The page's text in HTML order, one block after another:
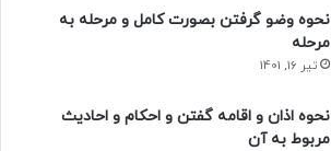
نحوه وضو گرفتن بصورت کامل و مرحله به
مرحله
تیر 16, 1401
نحوه اذان و اقامه گفتن و احکام و احادیث
مربوط به آن